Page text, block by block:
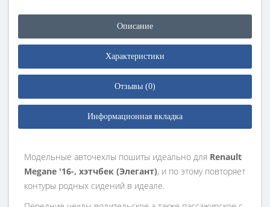
Описание
Характеристики
Отзывы (0)
Информационная вкладка
Модельные авточехлы пошиты идеально для Renault
Megane '16-, хэтчбек (Элегант), и по этому повторяет
контуры родных сидений в идеале.